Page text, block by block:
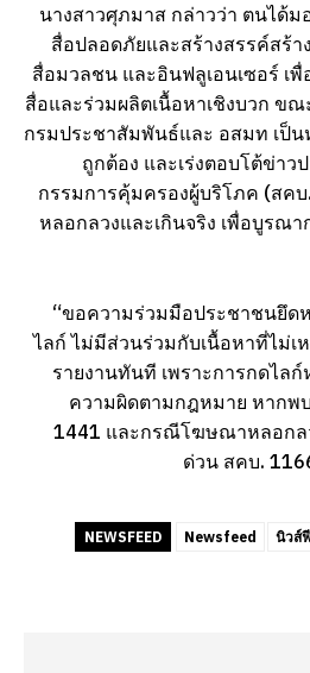
นางสาวศุภมาส กล่าวว่า ตนได้
สื่อปลอดภัยและสร้างสรรค์สร้
สื่อมวลชน และอินฟลูเอนเซอร์ เพื่
สื่อและร่วมผลิตเนื้อหาเชิงบวก ข
กรมประชาสัมพันธ์และ อสมท เป็
ถูกต้อง และเร่งตอบโต้ข่า
กรรมการคุ้มครองผู้บริโภค (สค
หลอกลวงและเกินจริง เพื่อบูรณ
“ขอความร่วมมือประชาชนยึด
ไลก์ ไม่มีส่วนร่วมกับเนื้อหาที่ไม่เ
รายงานทันที เพราะการกดไล
ความผิดตามกฎหมาย หากพ
1441 และกรณีโฆษณาหลอกล
ด่วน สคบ.
NEWSFEED Newsfeed นิวส์